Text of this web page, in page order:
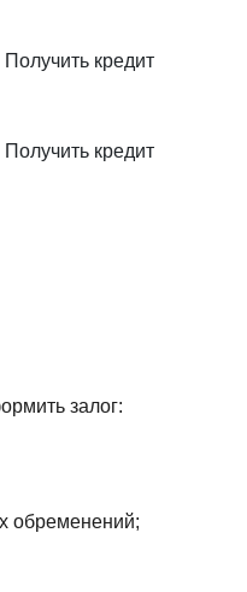
Получить кредит
Получить кредит
залог:
обременений;